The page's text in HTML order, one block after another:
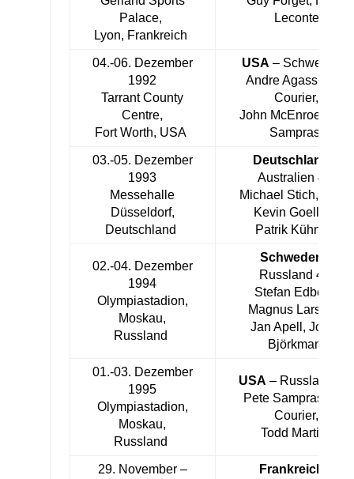
Palace,
Lyon, Frankreich
Leconte
04.-06. Dezember
1992
Tarrant County
Centre,
Fort Worth, USA
USA – Schweiz 3:1
Andre Agassi, Jim
Courier,
John McEnroe, Pete
Sampras
03.-05. Dezember
1993
Messehalle
Düsseldorf,
Deutschland
Deutschland
Australien 4:1
Michael Stich, Marc-
Kevin Goellner,
Patrik Kühnen
02.-04. Dezember
1994
Olympiastadion,
Moskau,
Russland
Schweden
Russland 4:1
Stefan Edberg,
Magnus Larsson,
Jan Apell, Jonas
Björkman
01.-03. Dezember
1995
Olympiastadion,
Moskau,
Russland
USA – Russland 3:2
Pete Sampras, Jim
Courier,
Todd Martin
29. November –
Frankreich